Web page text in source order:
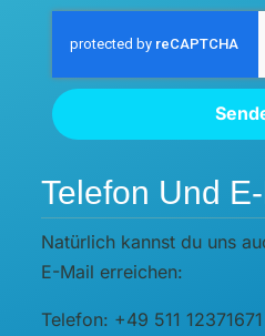
Telefon Und
Natürlich kannst du uns
E-Mail erreichen:
Telefon: +49 511 12371671